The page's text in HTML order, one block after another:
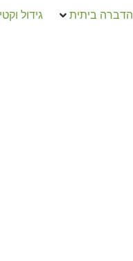
הדברה ביתית גידול